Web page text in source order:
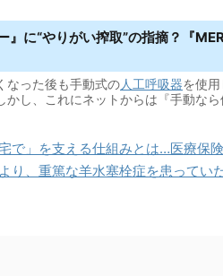
』に“やりがい搾取”の指摘？『
なった後も手動式の人工呼吸器を使
かし、これにネットからは『手動な
宅で」を支える仕組みとは…医療保
り、重篤な羊水塞栓症を患って